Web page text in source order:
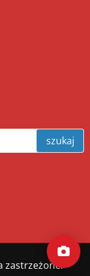
szukaj
zastrzeżone.